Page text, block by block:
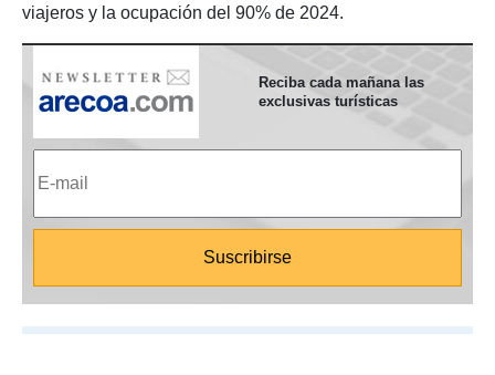
viajeros y la ocupación del 90% de 2024.
Reciba cada mañana las
exclusivas turísticas